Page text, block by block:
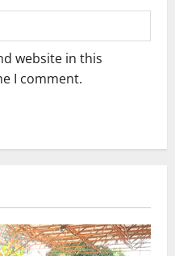
website in this
I comment.